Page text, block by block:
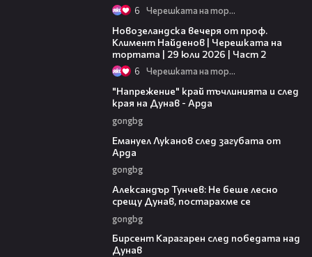
6 Черешката на тортата
Новозеландска вечеря от проф.
Климент Найденов | Черешката на
тортата | 29 юли 2026 | Част 2
6 Черешката на тортата
"Напрежение" край тъчлинията и след
края на Дунав - Арда
gongbg
Емануел Луканов след загубата от
Арда
gongbg
Александър Тунчев: Не беше лесно
срещу Дунав, постарахме се
gongbg
Бирсент Карагарен след победата над
Дунав